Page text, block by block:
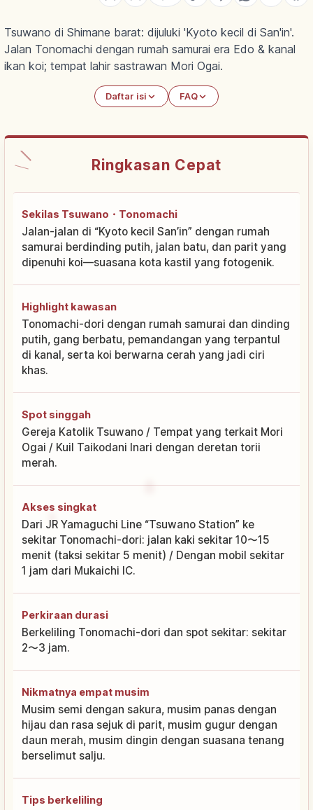
Tsuwano di Shimane barat: dijuluki 'Kyoto kecil di San'in'.
Jalan Tonomachi dengan rumah samurai era Edo & kanal
ikan koi; tempat lahir sastrawan Mori Ogai.
Daftar isi FAQ
Ringkasan Cepat
Sekilas Tsuwano・Tonomachi
Jalan-jalan di “Kyoto kecil San’in” dengan rumah
samurai berdinding putih, jalan batu, dan parit yang
dipenuhi koi—suasana kota kastil yang fotogenik.
Highlight kawasan
Tonomachi-dori dengan rumah samurai dan dinding
putih, gang berbatu, pemandangan yang terpantul
di kanal, serta koi berwarna cerah yang jadi ciri
khas.
Spot singgah
Gereja Katolik Tsuwano / Tempat yang terkait Mori
Ogai / Kuil Taikodani Inari dengan deretan torii
merah.
Akses singkat
Dari JR Yamaguchi Line “Tsuwano Station” ke
sekitar Tonomachi-dori: jalan kaki sekitar 10〜15
menit (taksi sekitar 5 menit) / Dengan mobil sekitar
1 jam dari Mukaichi IC.
Perkiraan durasi
Berkeliling Tonomachi-dori dan spot sekitar: sekitar
2〜3 jam.
Nikmatnya empat musim
Musim semi dengan sakura, musim panas dengan
hijau dan rasa sejuk di parit, musim gugur dengan
daun merah, musim dingin dengan suasana tenang
berselimut salju.
Tips berkeliling